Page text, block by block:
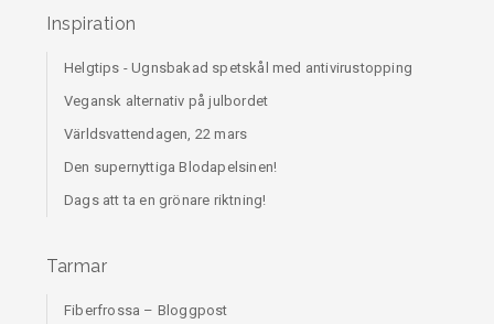
Inspiration
Helgtips - Ugnsbakad spetskål med antivirustopping
Vegansk alternativ på julbordet
Världsvattendagen, 22 mars
Den supernyttiga Blodapelsinen!
Dags att ta en grönare riktning!
Tarmar
Fiberfrossa – Bloggpost